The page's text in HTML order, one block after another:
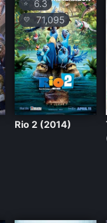
⭐6.3
💛 71,095
Rio 2 (2014)